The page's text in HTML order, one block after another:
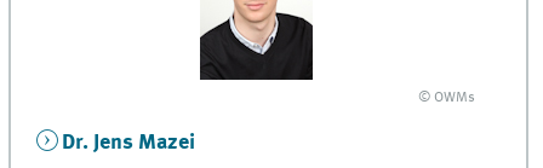
© OWMs
Dr. Jens Mazei